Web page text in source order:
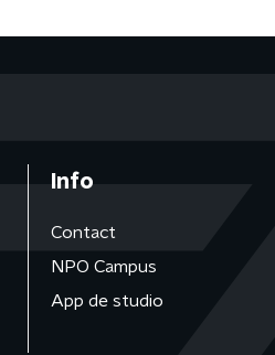
Info
Contact
NPO Campus
App de studio